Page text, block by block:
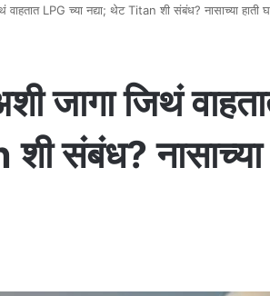
LPG च्या नद्या; थेट Titan शी संबंध? नासाच्या हाती
जागा जिथं
संबंध? नासाच्या